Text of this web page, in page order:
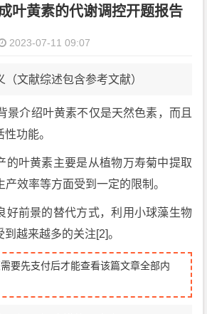
叶黄素的代谢调控开题报告
2023-07-11 09:07
（文献综述包含参考文献）
景介绍叶黄素不仅是天然色素，而且
功能。
的叶黄素主要是从植物万寿菊中提取
产效率等方面受到一定的限制。
好前景的替代方式，利用小球藻生物
越来越多的关注[2]。
要先支付后才能查看该篇文章全部内